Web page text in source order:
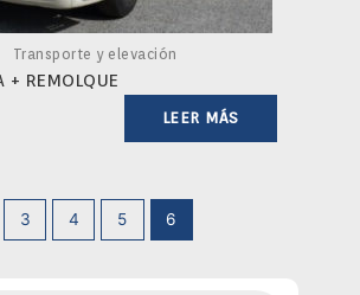
Transporte y elevación
+ REMOLQUE
LEER MÁS
3 4 5 6